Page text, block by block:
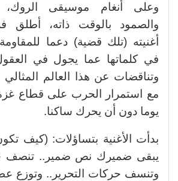
وعلى أنغام موسيقى الروك،
والصمود بالوقت ذاته، أطلق
أغنيته (تلك قضية) دعما
في كلماتها عما يجول في
وتناقضات عن هذا العالم
يوما دون أن يحرك ساكنا.
بدأت الأغنية بتساؤلات: (كيف
يبقى ضميرك نص ضمير.. تنصف
وتنسف حركات التحرير.. وتوزع